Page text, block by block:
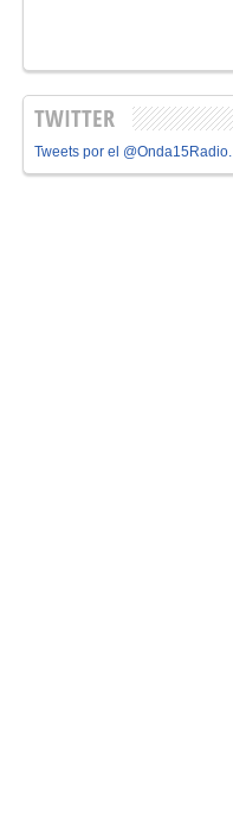
TWITTER
Tweets por el @Onda15Radio.